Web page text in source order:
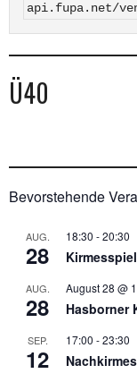
api.fupa.net/
Ü40
Bevorstehende
AUG.
28
18:30 -20:30
AUG.
28
August 28 @
Hasborner
SEP.
12
17:00 -23:30